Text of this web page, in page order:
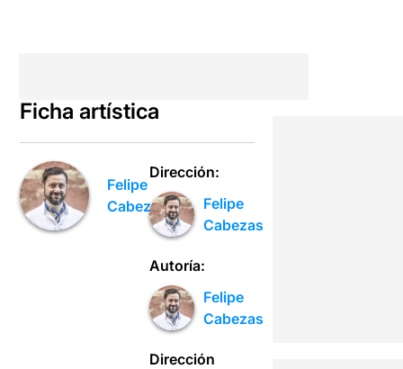
Ficha artística
Felipe
Cabezas
Dirección:
Felipe
Cabezas
Autoría:
Felipe
Cabezas
Dirección